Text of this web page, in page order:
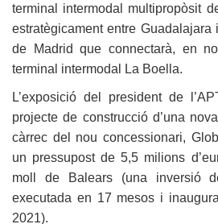
terminal intermodal multipropòsit
estratègicament entre
de Madrid que connectarà, en
terminal intermodal La Boella.
L’exposició del president de
projecte de construcció d’una
càrrec del nou concessionari,
un pressupost de 5,5 milions
moll de Balears (una inversió
executada en 17 mesos i
2021).